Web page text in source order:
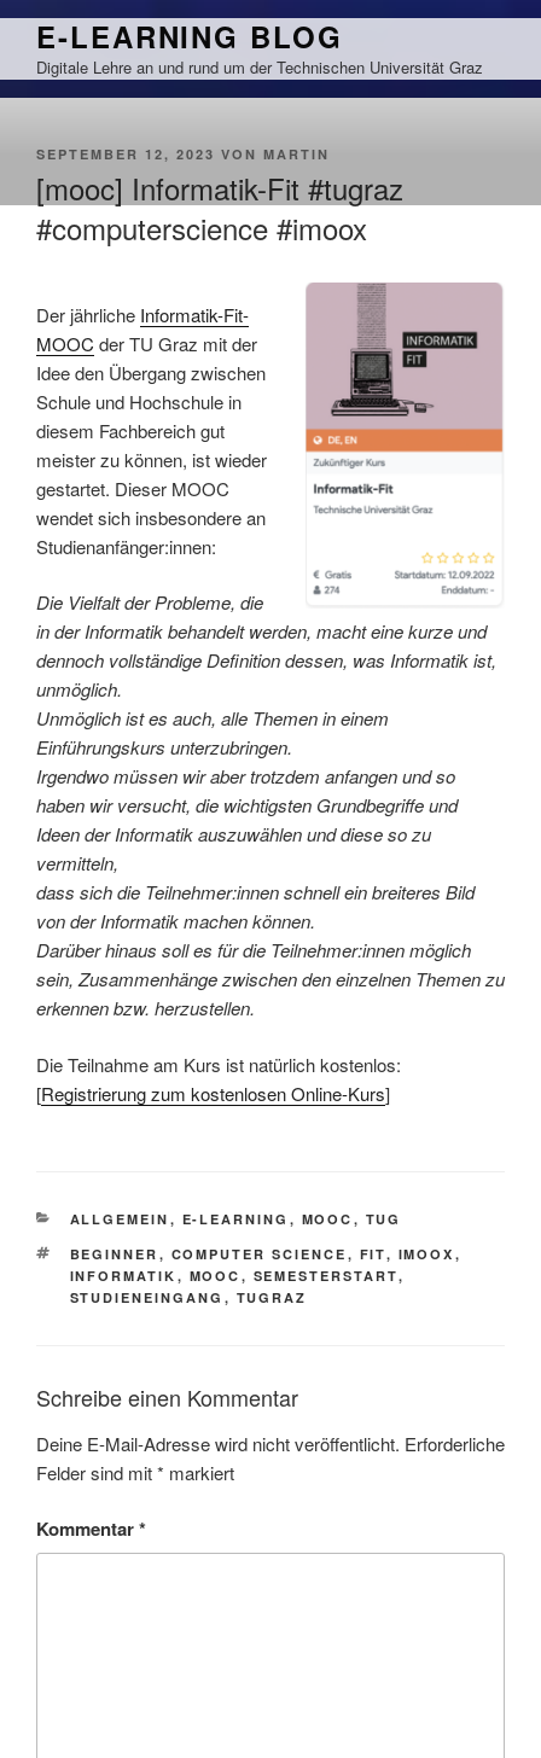
Zum
springen
E-LEARNING BLOG
Digitale Lehre an und rund um der Technischen Universität Graz
VERÖFFENTLICHT
SEPTEMBER 12, 2023 VON MARTIN
[mooc] Informatik-Fit #tugraz
#computerscience #imoox
Der jährliche Informatik-Fit-
MOOC der TU Graz mit der
Idee den Übergang zwischen
Schule und Hochschule in
diesem Fachbereich gut
meister zu können, ist wieder
gestartet. Dieser MOOC
wendet sich insbesondere an
Studienanfänger:innen:
Die Vielfalt der Probleme, die
in der Informatik behandelt werden, macht eine kurze und
dennoch vollständige Definition dessen, was Informatik ist,
unmöglich.
Unmöglich ist es auch, alle Themen in einem
Einführungskurs unterzubringen.
Irgendwo müssen wir aber trotzdem anfangen und so
haben wir versucht, die wichtigsten Grundbegriffe und
Ideen der Informatik auszuwählen und diese so zu
vermitteln,
dass sich die Teilnehmer:innen schnell ein breiteres Bild
von der Informatik machen können.
Darüber hinaus soll es für die Teilnehmer:innen möglich
sein, Zusammenhänge zwischen den einzelnen Themen zu
erkennen bzw. herzustellen.
Die Teilnahme am Kurs ist natürlich kostenlos:
[Registrierung zum kostenlosen Online-Kurs]
KATEGORIEN
ALLGEMEIN , E-LEARNING , MOOC , TUG
SCHLAGWÖRTER
BEGINNER , COMPUTER SCIENCE , FIT, IMOOX ,
INFORMATIK , MOOC , SEMESTERSTART,
STUDIENEINGANG , TUGRAZ
Schreibe einen Kommentar
Deine E-Mail-Adresse wird nicht veröffentlicht. Erforderliche
Felder sind mit* markiert
Kommentar*